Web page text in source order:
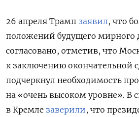
26 апреля Трамп заявил, что
положений будущего мирного
согласовано, отметив, что
к заключению окончательной
подчеркнул необходимость
на «очень высоком уровне». В
в Кремле заверили, что